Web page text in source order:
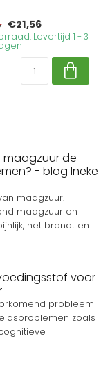
€21,56
Levertijd 1 - 3
maagzuur de
- blog Ineke
maagzuur.
maagzuur en
het brandt en
voor
probleem
zoals